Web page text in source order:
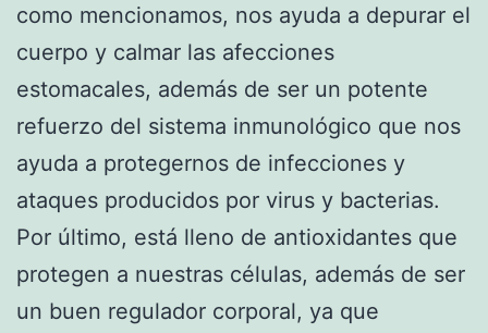
como mencionamos, nos ayuda a depurar el
cuerpo y calmar las afecciones
estomacales, además de ser un potente
refuerzo del sistema inmunológico que nos
ayuda a protegernos de infecciones y
ataques producidos por virus y bacterias.
Por último, está lleno de antioxidantes que
protegen a nuestras células, además de ser
un buen regulador corporal, ya que